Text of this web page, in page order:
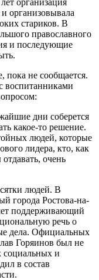
организация
организовывала
стариков. В
православного
и последующие
пока не сообщается.
воспитанниками
дни соберется
какое-то решение.
людей, которые
лидера, кто, как
очень
людей. В
города Ростова-на-
поддерживающий
речь о
дела. Официальных
Горяинов был не
социальных и
в состав